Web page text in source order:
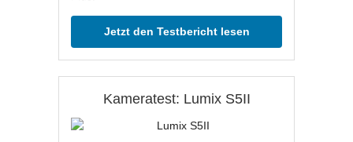
Jetzt den Testbericht lesen
Kameratest: Lumix S5II